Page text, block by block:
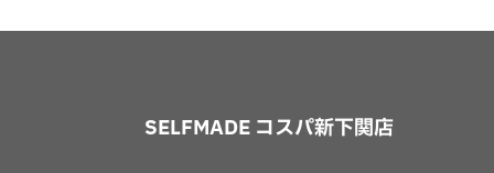
SELFMADE コスパ新下関店